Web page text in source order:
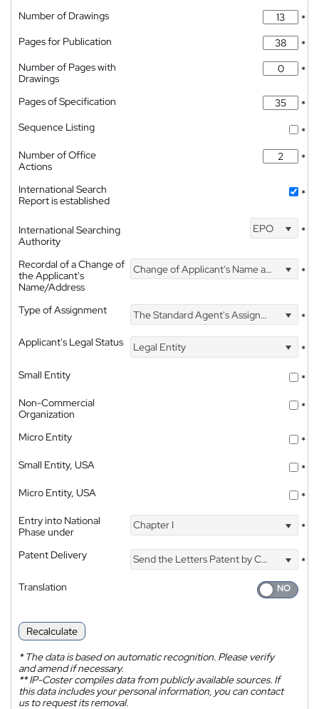
Number of Drawings
*
Pages for Publication
*
Number of Pages with
Drawings
*
Pages of Specification
*
Sequence Listing
*
Number of Office
Actions
*
International Search
Report is established
*
International Searching
Authority
EPO *
Recordal of a Change of
the Applicant's
Name/Address
Change of Applicant's Name and Address *
Type of Assignment The Standard Agent's Assignment
*
Applicant's Legal Status
Legal Entity
*
Small Entity
*
Non-Commercial
Organization
*
Micro Entity
*
Small Entity, USA
*
Micro Entity, USA
*
Entry into National
Phase under
Chapter I *
Patent Delivery Send the Letters Patent by Courier
*
Translation
Recalculate
*The data is based on automatic recognition. Please verify
and amend if necessary.
**IP-Coster compiles data from publicly available sources. If
this data includes your personal information, you can contact
us to request its removal.